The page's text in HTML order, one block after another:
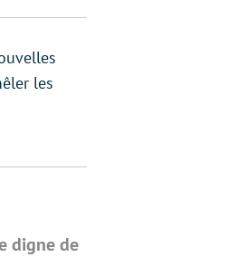
les
digne de